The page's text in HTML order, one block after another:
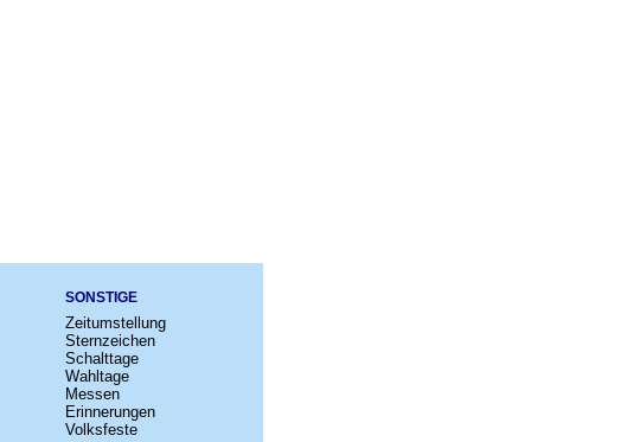
SONSTIGE
Zeitumstellung
Sternzeichen
Schalttage
Wahltage
Messen
Erinnerungen
Volksfeste